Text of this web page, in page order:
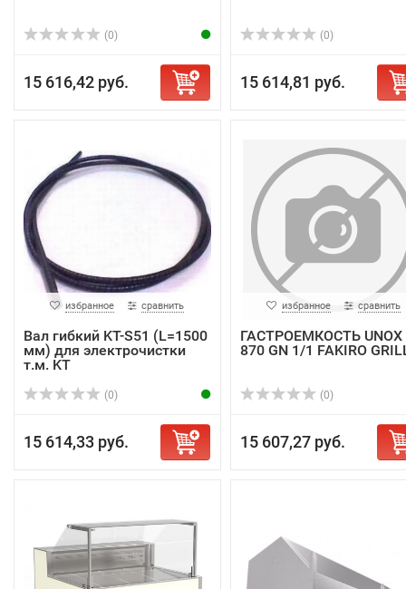
(0)
15 616,42 руб.
(0)
15 614,81 руб.
избранное сравнить
Вал гибкий KT-S51 (L=1500
мм) для электрочистки
т.м. KT
(0)
15 614,33 руб.
избранное сравнить
ГАСТРОЕМКОСТЬ UNOX
870 GN 1/1 FAKIRO
(0)
15 607,27 руб.